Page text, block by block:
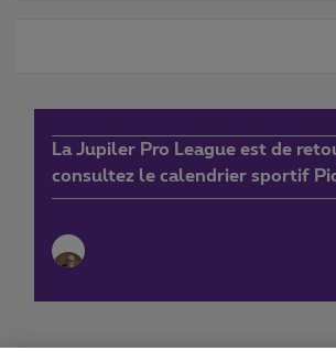
La Jupiler Pro League est de
consultez le calendrier sportif